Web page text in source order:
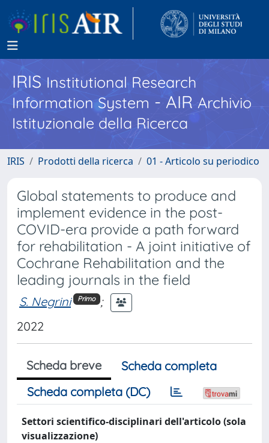
IRISInstitutional Research
Information System - AIR Archivio
Istituzionale della Ricerca
IRIS Prodotti della ricerca 01 - Articolo su periodico
Global statements to produce and
implement evidence in the post-
COVID-era provide a path forward
for rehabilitation - A joint initiative of
Cochrane Rehabilitation and the
leading journals in the field
S. Negrini Primo ;
2022
Scheda breve
Scheda completa
Scheda completa (DC)
Settori scientifico-disciplinari dell'articolo (sola
visualizzazione)